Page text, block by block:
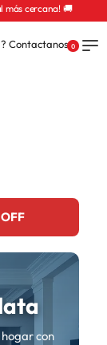
más cercana! 🚚
Contactanos 0
con